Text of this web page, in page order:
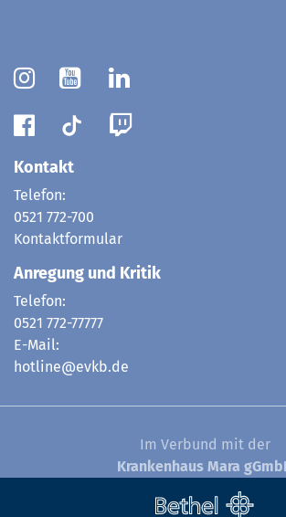
Kontakt
Telefon:
0521 772-700
Kontaktformular
Anregung und Kritik
Telefon:
0521 772-77777
E-Mail:
hotline@evkb.de
Im Verbund mit der
Krankenhaus Mara